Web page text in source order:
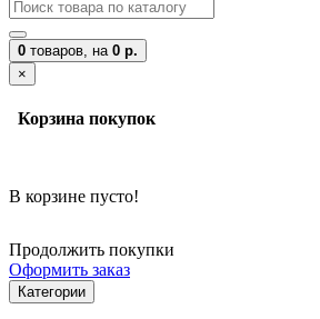
0 товаров, на 0 р.
×
Корзина покупок
В корзине пусто!
Продолжить покупки
Оформить заказ
Категории